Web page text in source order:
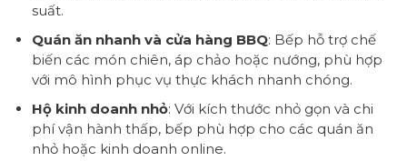
suất.
Quán ăn nhanh và cửa hàng BBQ: Bếp hỗ trợ chế
biến các món chiên, áp chảo hoặc nướng, phù hợp
với mô hình phục vụ thực khách nhanh chóng.
Hộ kinh doanh nhỏ: Với kích thước nhỏ gọn và chi
phí vận hành thấp, bếp phù hợp cho các quán ăn
nhỏ hoặc kinh doanh online.